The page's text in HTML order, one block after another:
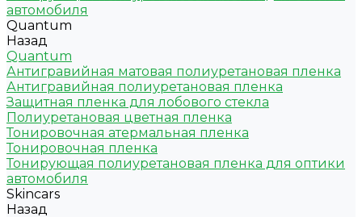
автомобиля
Quantum
Назад
Quantum
Антигравийная матовая полиуретановая пленка
Антигравийная полиуретановая пленка
Защитная пленка для лобового стекла
Полиуретановая цветная пленка
Тонировочная атермальная пленка
Тонировочная пленка
Тонирующая полиуретановая пленка для оптики
автомобиля
Skincars
Назад